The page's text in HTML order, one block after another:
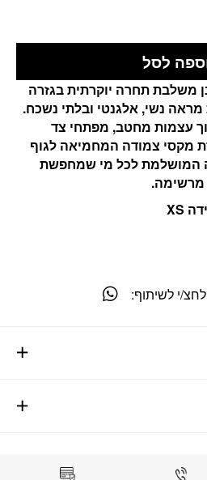
לסל
משלבת תחרה יוקרתית בגזרה
נשי, אלגנטי ובלתי נשכח.
עצמות מחטב, מפתחי צד
מקסי צמודה המחמיאה לגוף
המושלמת לכל מי שמחפשת
מרשימה.
י לשיתוף: